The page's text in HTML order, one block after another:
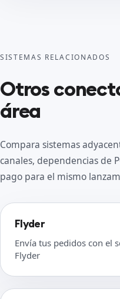
SISTEMAS RELACIONADOS
Otros
área
Compara sistemas
canales, dependencias de
pago para el mismo
Flyder
Envía tus pedidos con el
Flyder